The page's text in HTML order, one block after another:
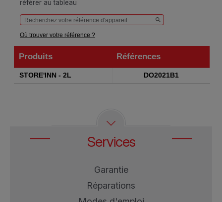
référer au tableau
Où trouver votre référence ?
Produits
Références
Produits
Références
STORE'INN - 2L DO2021B1
Services
Garantie
Réparations